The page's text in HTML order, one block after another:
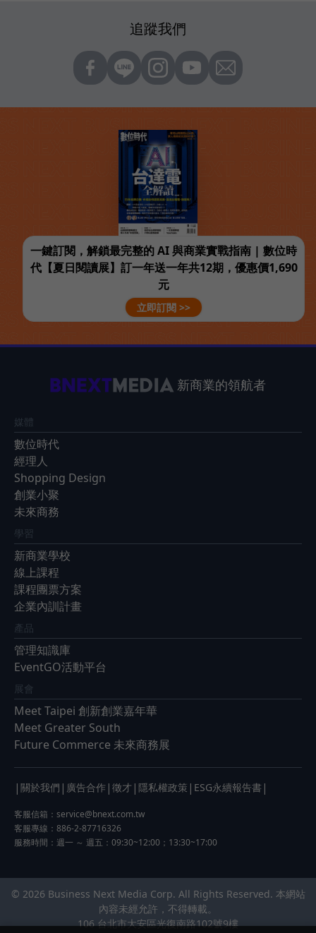
追蹤我們
一鍵訂閱，解鎖最完整的 AI 與商業實戰指南 | 數位時
代【夏日閱讀展】訂一年送一年共12期，優惠價1,690
元
立即訂閱 >>
新商業的領航者
媒體
數位時代
經理人
Shopping Design
創業小聚
未來商務
學習
新商業學校
線上課程
課程團票方案
企業內訓計畫
產品
管理知識庫
EventGO活動平台
展會
Meet Taipei 創新創業嘉年華
Meet Greater South
Future Commerce 未來商務展
| 關於我們 | 廣告合作 | 徵才 | 隱私權政策 | ESG永續報告書 |
客服信箱： service@bnext.com.tw
客服專線：886-2-87716326
服務時間：週一 ～ 週五：09:30~12:00；13:30~17:00
© 2026 Business Next Media Corp. All Rights Reserved. 本網站
內容未經允許，不得轉載。
106 台北市大安區光復南路102號9樓